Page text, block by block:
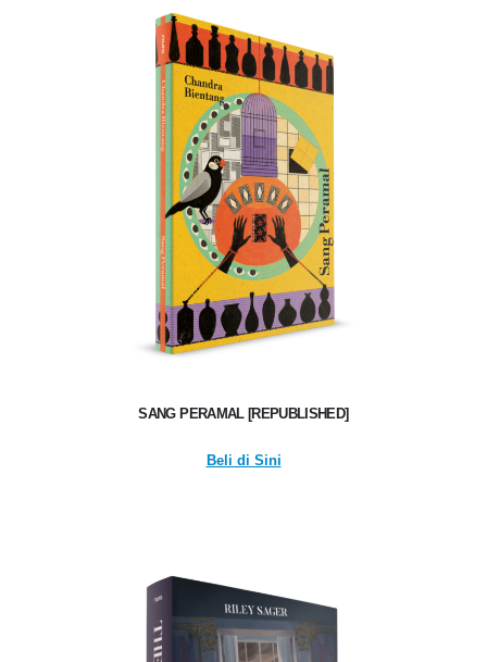
SANG PERAMAL [REPUBLISHED]
Beli di Sini